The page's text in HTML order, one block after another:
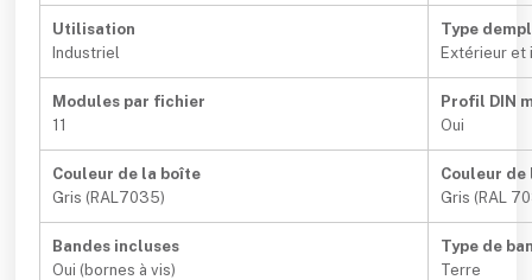
Utilisation
Industriel
Type
Extérieur et
Modules par fichier
11
Profil DIN
Oui
Couleur de la boîte
Gris (RAL7035)
Couleur
Gris (RAL
Bandes incluses
Oui (bornes à vis)
Type de
Terre